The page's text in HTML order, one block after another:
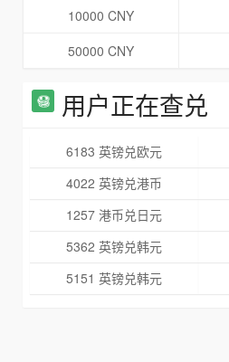
10000 CNY
50000 CNY
用户正在查兑
6183 英镑兑欧元
4022 英镑兑港币
1257 港币兑日元
5362 英镑兑韩元
5151 英镑兑韩元